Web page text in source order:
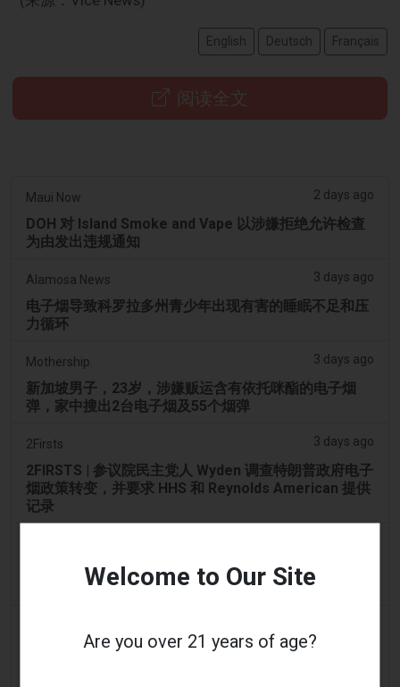
English Deutsch Français
阅读全文
Maui Now 2 days ago
DOH 对 Island Smoke and Vape 以涉嫌拒绝允许检查
为由发出违规通知
Alamosa News 3 days ago
电子烟导致科罗拉多州青少年出现有害的睡眠不足和压
力循环
Mothership. 3 days ago
新加坡男子，23岁，涉嫌贩运含有依托咪酯的电子烟
弹，家中搜出2台电子烟及55个烟弹
2Firsts 3 days ago
2FIRSTS | 参议院民主党人 Wyden 调查特朗普政府电子
烟政策转变，并要求 HHS 和 Reynolds American 提供
记录
可持续发展至关重要 – 在伊比沙海滩吸烟：您需要了解
的事项 | Ibiza Spotlight
2FIRSTS | 阿联酋将于 9 月 1 日起对电子烟油设定每毫
Welcome to Our Site
Are you over 21 years of age?